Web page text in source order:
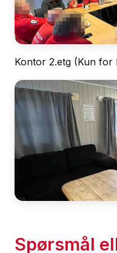
Kontor 2.etg (Kun for
Spørsmål